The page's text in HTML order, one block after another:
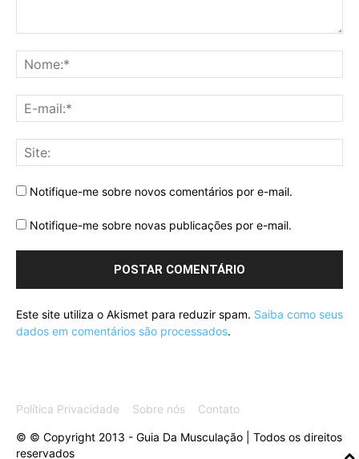
Notifique-me sobre novos comentários por e-mail.
Notifique-me sobre novas publicações por e-mail.
Este site utiliza o Akismet para reduzir spam. Saiba como seus
dados em comentários são processados.
Política Privacidade Sobre nós Contato
© © Copyright 2013 - Guia Da Musculação | Todos os direitos
reservados